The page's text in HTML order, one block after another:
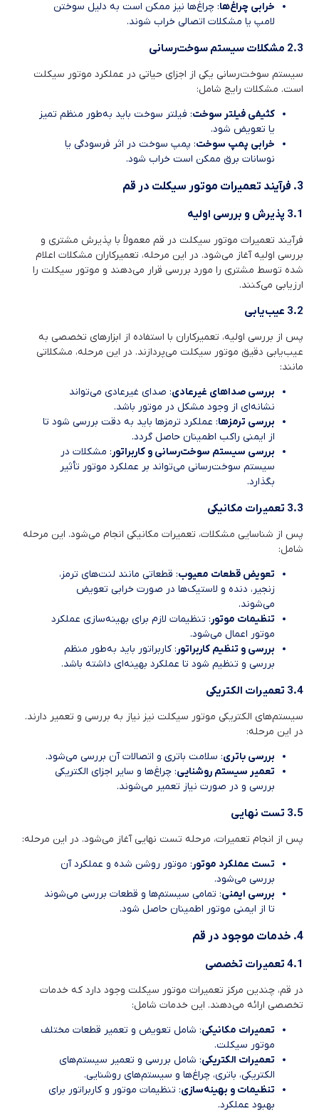
خرابی چراغ‌ها: چراغ‌ها نیز ممکن است به دلیل سوختن
لامپ یا مشکلات اتصالی خراب شوند.
2.3 مشکلات سیستم سوخت‌رسانی
سیستم سوخت‌رسانی یکی از اجزای حیاتی در عملکرد موتور سیکلت
است. مشکلات رایج شامل:
کثیفی فیلتر سوخت: فیلتر سوخت باید به‌طور منظم تمیز
یا تعویض شود.
خرابی پمپ سوخت: پمپ سوخت در اثر فرسودگی یا
نوسانات برق ممکن است خراب شود.
3. فرآیند تعمیرات موتور سیکلت در قم
3.1 پذیرش و بررسی اولیه
فرآیند تعمیرات موتور سیکلت در قم معمولاً با پذیرش مشتری و
بررسی اولیه آغاز می‌شود. در این مرحله، تعمیرکاران مشکلات اعلام
شده توسط مشتری را مورد بررسی قرار می‌دهند و موتور سیکلت را
ارزیابی می‌کنند.
3.2 عیب‌یابی
پس از بررسی اولیه، تعمیرکاران با استفاده از ابزارهای تخصصی به
عیب‌یابی دقیق موتور سیکلت می‌پردازند. در این مرحله، مشکلاتی
مانند:
بررسی صداهای غیرعادی: صدای غیرعادی می‌تواند
نشانه‌ای از وجود مشکل در موتور باشد.
بررسی ترمزها: عملکرد ترمزها باید به دقت بررسی شود تا
از ایمنی راکب اطمینان حاصل گردد.
بررسی سیستم سوخت‌رسانی و کاربراتور: مشکلات در
سیستم سوخت‌رسانی می‌تواند بر عملکرد موتور تأثیر
بگذارد.
3.3 تعمیرات مکانیکی
پس از شناسایی مشکلات، تعمیرات مکانیکی انجام می‌شود. این مرحله
شامل:
تعویض قطعات معیوب: قطعاتی مانند لنت‌های ترمز،
زنجیر، دنده و لاستیک‌ها در صورت خرابی تعویض
می‌شوند.
تنظیمات موتور: تنظیمات لازم برای بهینه‌سازی عملکرد
موتور اعمال می‌شود.
بررسی و تنظیم کاربراتور: کاربراتور باید به‌طور منظم
بررسی و تنظیم شود تا عملکرد بهینه‌ای داشته باشد.
3.4 تعمیرات الکتریکی
سیستم‌های الکتریکی موتور سیکلت نیز نیاز به بررسی و تعمیر دارند.
در این مرحله:
بررسی باتری: سلامت باتری و اتصالات آن بررسی می‌شود.
تعمیر سیستم روشنایی: چراغ‌ها و سایر اجزای الکتریکی
بررسی و در صورت نیاز تعمیر می‌شوند.
3.5 تست نهایی
پس از انجام تعمیرات، مرحله تست نهایی آغاز می‌شود. در این مرحله:
تست عملکرد موتور: موتور روشن شده و عملکرد آن
بررسی می‌شود.
بررسی ایمنی: تمامی سیستم‌ها و قطعات بررسی می‌شوند
تا از ایمنی موتور اطمینان حاصل شود.
4. خدمات موجود در قم
4.1 تعمیرات تخصصی
در قم، چندین مرکز تعمیرات موتور سیکلت وجود دارد که خدمات
تخصصی ارائه می‌دهند. این خدمات شامل:
تعمیرات مکانیکی: شامل تعویض و تعمیر قطعات مختلف
موتور سیکلت.
تعمیرات الکتریکی: شامل بررسی و تعمیر سیستم‌های
الکتریکی، باتری، چراغ‌ها و سیستم‌های روشنایی.
تنظیمات و بهینه‌سازی: تنظیمات موتور و کاربراتور برای
بهبود عملکرد.